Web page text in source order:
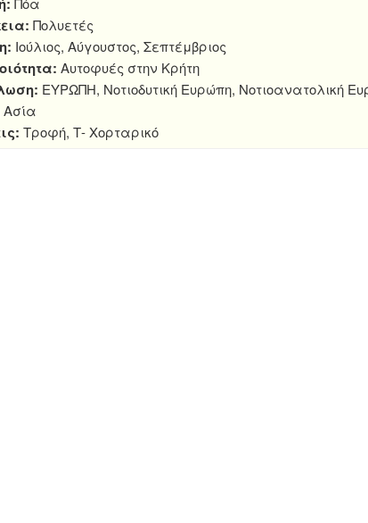
Πολυετές
Ιούλιος, Αύγουστος, Σεπτέμβριος
Αυτοφυές στην Κρήτη
ΕΥΡΩΠΗ, Νοτιοδυτική Ευρώπη, Νοτιοανατολική
Ασία
Τροφή, Τ- Χορταρικό